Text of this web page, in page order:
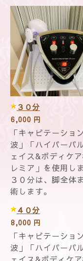
３０分
6,000 円
「キャビテーショ
波」「ハイパーパ
ェイス&ボディケ
レミア」を使用しま
３０分は、脚全体
術します。
４０分
8,000 円
「キャビテーショ
波」「ハイパーパ